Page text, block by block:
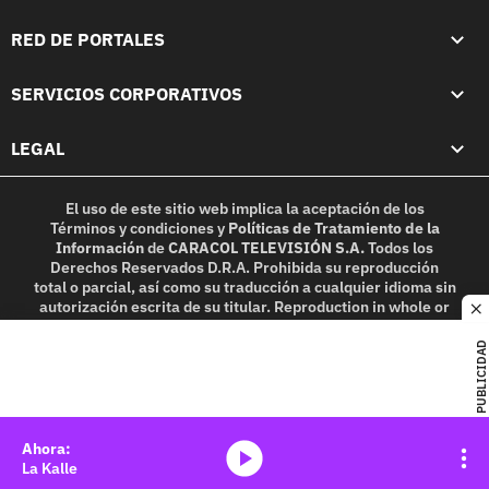
PUBLICIDAD
RED DE PORTALES
SERVICIOS CORPORATIVOS
LEGAL
El uso de este sitio web implica la aceptación de los
Términos y condicionesy Políticas de Tratamiento de la
InformacióndeCARACOL TELEVISIÓN S.A.Todos los
Derechos Reservados D.R.A. Prohibida su reproducción
total o parcial, así como su traducción a cualquier idioma sin
autorización escrita de su titular. Reproduction in whole or
in part, or translation without written permission is
La Kalle